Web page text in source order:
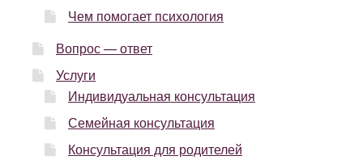
Чем помогает психология
Вопрос — ответ
Услуги
Индивидуальная консультация
Семейная консультация
Консультация для родителей